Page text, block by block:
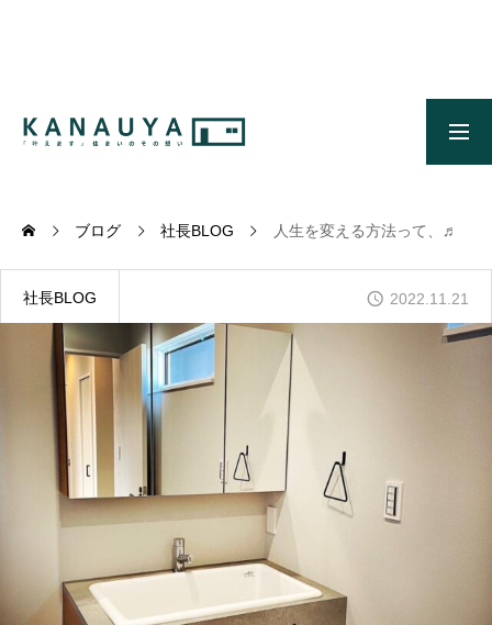
施工事例
ONLINE MODEL HOUSE
オンライン展示場
WORKS
施工事例
GALLERY
かなう家が設計施工した住まいの写真
COMPANY
ブログ 社長BLOG 人生を変える方法って、♬
社長BLOG 2022.11.21